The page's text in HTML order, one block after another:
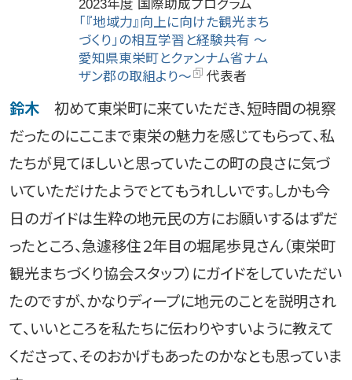
2023年度 国際助成プログラム
「『地域力』向上に向けた観光まち
づくり」の相互学習と経験共有 ～
愛知県東栄町とクァンナム省ナム
ザン郡の取組より～
代表者
鈴木
初めて東栄町に来ていただき、短時間の視察
だったのにここまで東栄の魅力を感じてもらって、私
たちが見てほしいと思っていたこの町の良さに気づ
いていただけたようでとてもうれしいです。しかも今
日のガイドは生粋の地元民の方にお願いするはずだ
ったところ、急遽移住２年目の堀尾歩見さん（東栄町
観光まちづくり協会スタッフ）にガイドをしていただい
たのですが、かなりディープに地元のことを説明され
て、いいところを私たちに伝わりやすいように教えて
くださって、そのおかげもあったのかなとも思っていま